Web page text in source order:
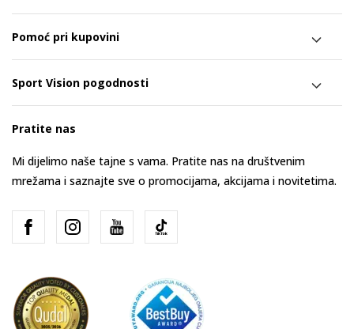
Pomoć pri kupovini
Sport Vision pogodnosti
Pratite nas
Mi dijelimo naše tajne s vama. Pratite nas na društvenim
mrežama i saznajte sve o promocijama, akcijama i novitetima.